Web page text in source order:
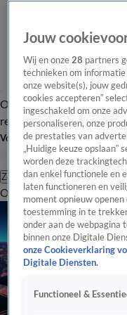
Overzicht Laatste nieuws
redactie
Volg Hart van Nederland
Zoeken
OverzichtRegio
Jouw
Wij en onze28 partners
technieken om
onze website(s), jouw
cookies accepteren”
ingeschakeld om onze
personaliseren, onze
de prestaties van
„Huidige keuze
worden deze
dan enkel functionele en
laten functioneren en
moment opnieuw
toestemming in te
onder aan de webpagina
binnen onze Digitale
onze Cookieverklaring
Digitale Diensten.
Functioneel &